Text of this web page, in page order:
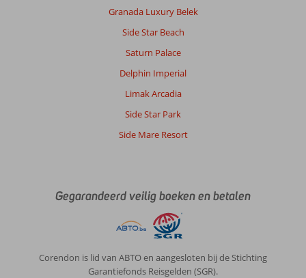
Granada Luxury Belek
Side Star Beach
Saturn Palace
Delphin Imperial
Limak Arcadia
Side Star Park
Side Mare Resort
Gegarandeerd veilig boeken en betalen
Corendon is lid van ABTO en aangesloten bij de Stichting
Garantiefonds Reisgelden (SGR).